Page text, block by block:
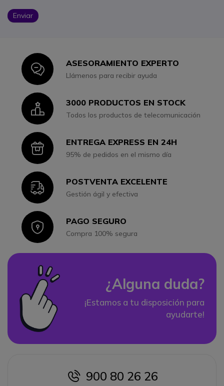
Enviar
IconASESORAMIENTO EXPERTO
Llámenos para recibir ayuda
Icon3000 PRODUCTOS EN STOCK
Todos los productos de telecomunicación
IconENTREGA EXPRESS EN 24H
95% de pedidos en el mismo día
IconPOSTVENTA EXCELENTE
Gestión ágil y efectiva
IconPAGO SEGURO
Compra 100% segura
¿Alguna duda?
¡Estamos a tu disposición para
ayudarte!
icon
900 80 26 26